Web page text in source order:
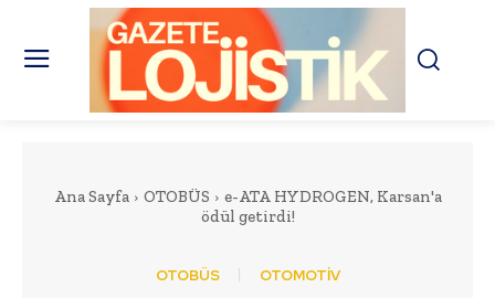
Ana Sayfa OTOBÜS
e-ATA HYDROGEN, Karsan'a
ödül getirdi!
OTOBÜS OTOMOTİV